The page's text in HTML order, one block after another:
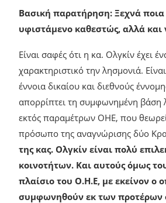
Βασική παρατήρηση: Ξεχνά ποια
υφιστάμενο καθεστώς, αλλά και
Είναι σαφές ότι η κα. Ολγκίν έχει
χαρακτηριστικό την λησμονιά.
έννοια δικαίου και διεθνούς
απορρίπτει τη συμφωνημένη βάση
εκτός παραμέτρων ΟΗΕ, που
πρόσωπο της αναγνώρισης δύο
της κας. Ολγκίν είναι πολύ
κοινοτήτων. Και αυτούς όμως
πλαίσιο του Ο.Η.Ε, με εκείνον ο
συμφωνηθούν εκ των προτέρων